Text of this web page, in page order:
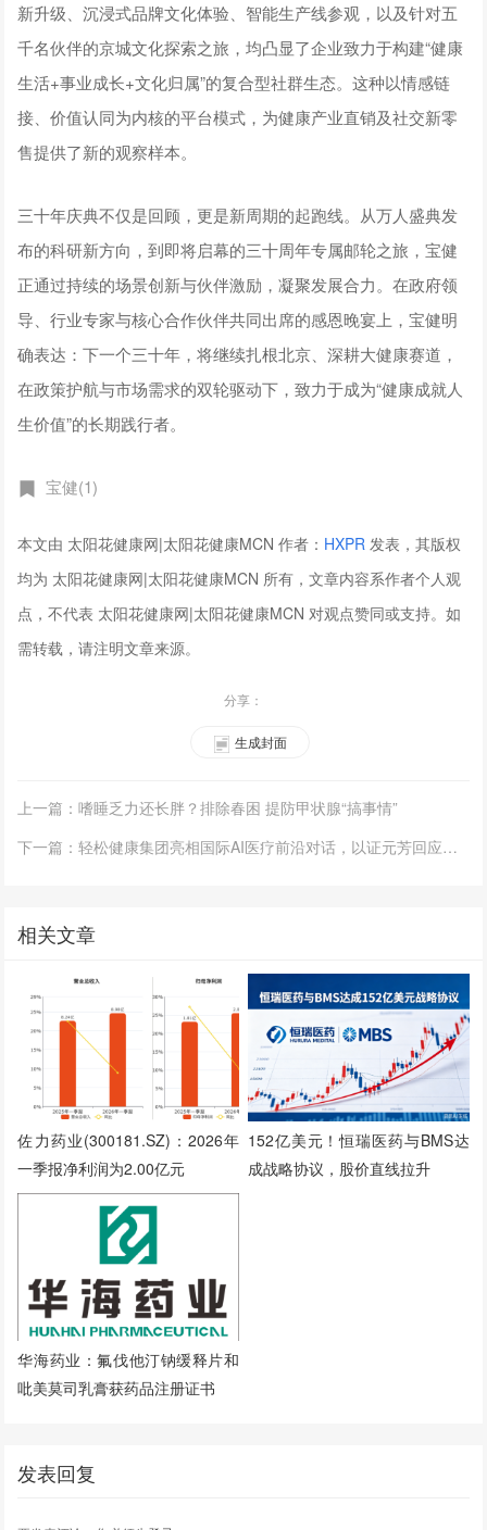
新升级、沉浸式品牌文化体验、智能生产线参观，以及针对五
千名伙伴的京城文化探索之旅，均凸显了企业致力于构建“健康
生活+事业成长+文化归属”的复合型社群生态。这种以情感链
接、价值认同为内核的平台模式，为健康产业直销及社交新零
售提供了新的观察样本。
三十年庆典不仅是回顾，更是新周期的起跑线。从万人盛典发
布的科研新方向，到即将启幕的三十周年专属邮轮之旅，宝健
正通过持续的场景创新与伙伴激励，凝聚发展合力。在政府领
导、行业专家与核心合作伙伴共同出席的感恩晚宴上，宝健明
确表达：下一个三十年，将继续扎根北京、深耕大健康赛道，
在政策护航与市场需求的双轮驱动下，致力于成为“健康成就人
生价值”的长期践行者。
宝健(1)
本文由 太阳花健康网|太阳花健康MCN 作者： HXPR 发表，其版权
均为 太阳花健康网|太阳花健康MCN 所有，文章内容系作者个人观
点，不代表 太阳花健康网|太阳花健康MCN 对观点赞同或支持。如
需转载，请注明文章来源。
分享：
生成封面
上一篇：嗜睡乏力还长胖？排除春困 提防甲状腺“搞事情”
下一篇：轻松健康集团亮相国际AI医疗前沿对话，以证元芳回应可信医疗AI命题
相关文章
佐力药业(300181.SZ)：2026年
一季报净利润为2.00亿元
152亿美元！恒瑞医药与BMS达
成战略协议，股价直线拉升
华海药业：氟伐他汀钠缓释片和
吡美莫司乳膏获药品注册证书
发表回复